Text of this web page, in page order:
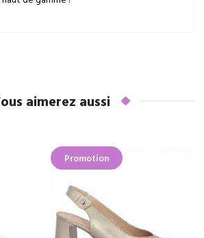
aimerez aussi
Promotion